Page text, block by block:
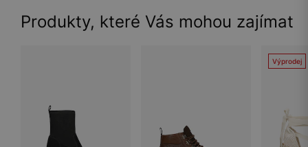
Produkty, které Vás mohou zajímat
Výprodej